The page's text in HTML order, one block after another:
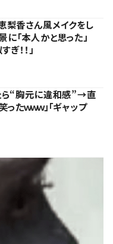
香さん風メイクをし
「本人かと思った」
ぎ！！」
ら“胸元に違和感”→直
たｗｗｗ」「ギャップ